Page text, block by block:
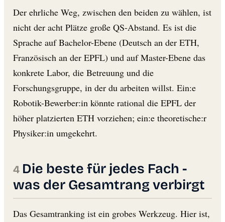
Der ehrliche Weg, zwischen den beiden zu wählen, ist
nicht der acht Plätze große QS-Abstand. Es ist die
Sprache auf Bachelor-Ebene (Deutsch an der ETH,
Französisch an der EPFL) und auf Master-Ebene das
konkrete Labor, die Betreuung und die
Forschungsgruppe, in der du arbeiten willst. Ein:e
Robotik-Bewerber:in könnte rational die EPFL der
höher platzierten ETH vorziehen; ein:e theoretische:r
Physiker:in umgekehrt.
Die beste für jedes Fach -
was der Gesamtrang verbirgt
Das Gesamtranking ist ein grobes Werkzeug. Hier ist,